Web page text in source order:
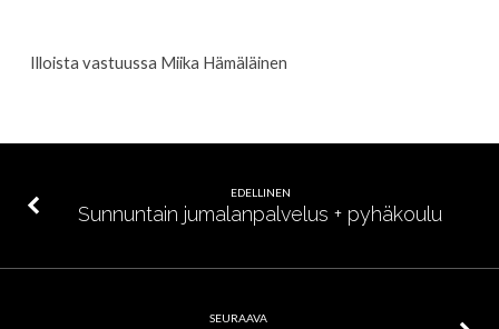
Illoista vastuussa Miika Hämäläinen
EDELLINEN
Sunnuntain jumalanpalvelus + pyhäkoulu
SEURAAVA